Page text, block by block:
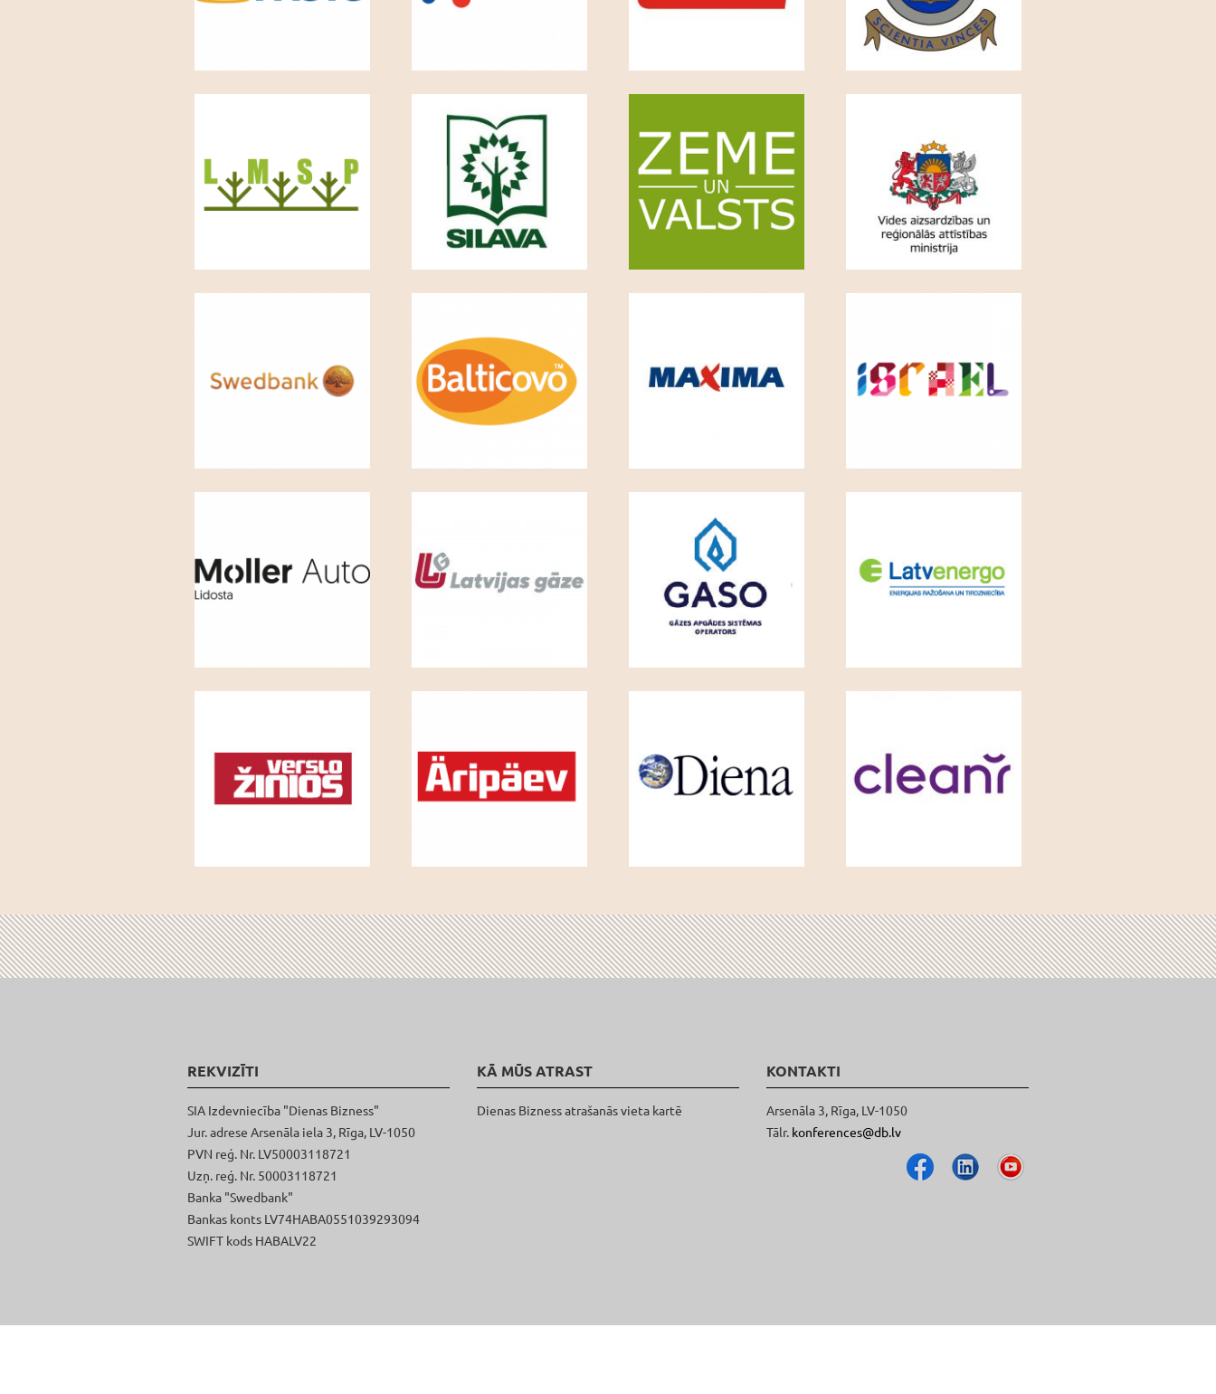
REKVIZĪTI
SIA Izdevniecība "Dienas Bizness"
Jur. adrese Arsenāla iela 3, Rīga, LV-1050
PVN reģ. Nr. LV50003118721
Uzņ. reģ. Nr. 50003118721
Banka "Swedbank"
Bankas konts LV74HABA0551039293094
SWIFT kods HABALV22
KĀ MŪS ATRAST
Dienas Bizness atrašanās vieta kartē
KONTAKTI
Arsenāla 3, Rīga, LV-1050
Tālr. konferences@db.lv